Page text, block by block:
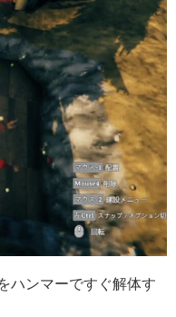
ハンマーですぐ解体す